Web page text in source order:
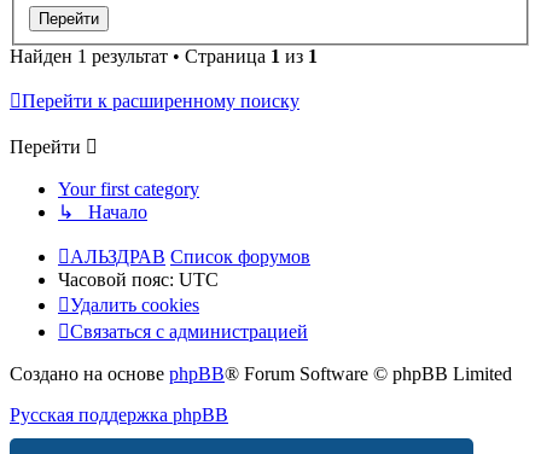
Найден 1 результат • Страница 1 из 1
Перейти к расширенному поиску
Перейти
Your first category
↳ Начало
АЛЬЗДРАВ Список форумов
Часовой пояс: UTC
Удалить cookies
Связаться с администрацией
Создано на основе phpBB® Forum Software © phpBB Limited
Русская поддержка phpBB